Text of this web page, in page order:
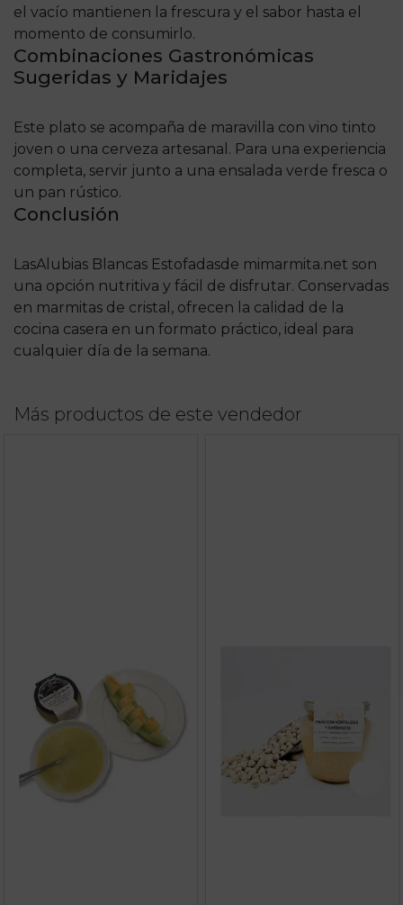
el vacío mantienen la frescura y el sabor hasta el
momento de consumirlo.
Combinaciones Gastronómicas
Sugeridas y Maridajes
Este plato se acompaña de maravilla con vino tinto
joven o una cerveza artesanal. Para una experiencia
completa, servir junto a una ensalada verde fresca o
un pan rústico.
Conclusión
LasAlubias Blancas Estofadasde mimarmita.net son
una opción nutritiva y fácil de disfrutar. Conservadas
en marmitas de cristal, ofrecen la calidad de la
cocina casera en un formato práctico, ideal para
cualquier día de la semana.
Más productos de este vendedor